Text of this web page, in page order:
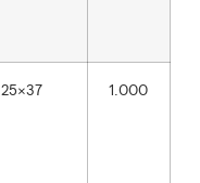
25×37 1.000